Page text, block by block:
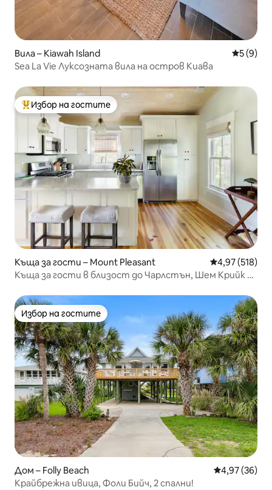
Вила – Kiawah Island Средна
5 (9)
Sea La Vie Луксозната вила на остров Киава
Най-популярен избор на гостите
Избор на гостите
Къща за гости – Mount Pleasant Средна
4,97 (518)
Къща за гости в близост до Чарлстън, Шем Крийк и
Избор на гостите
Избор на гостите
Дом – Folly Beach Средна
4,97 (36)
Крайбрежна ивица, Фоли Бийч, 2 спални!